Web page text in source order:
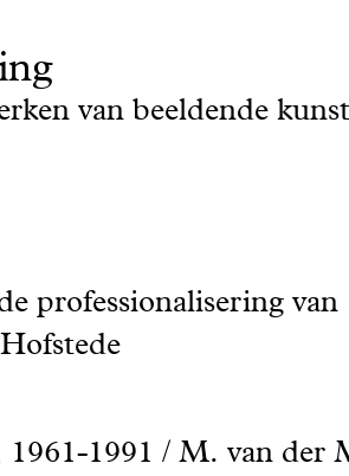
van beeldende
professionalisering van
1991 / M. van der